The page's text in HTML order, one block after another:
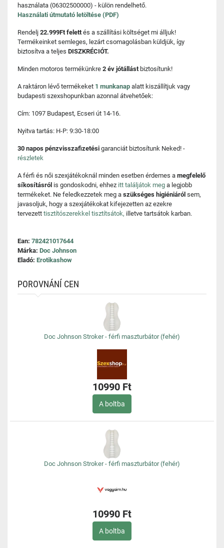
használata (06302500000) - külön rendelhető.
Használati útmutató letöltése (PDF)
Rendelj 22.999Ft felettés a szállítási költséget mi álljuk!
Termékeinket semleges, lezárt csomagolásban küldjük, így
biztosítva a teljes DISZKRÉCIÓT.
Minden motoros termékünkre 2 év jótállást biztosítunk!
A raktáron lévő termékeket 1 munkanap alatt kiszállítjuk vagy
budapesti szexshopunkban azonnal átvehetőek:
Cím: 1097 Budapest, Ecseri út 14-16.
Nyitva tartás: H-P: 9:30-18:00
30 napos pénzvisszafizetési garanciát biztosítunk Neked! -
részletek
A férfi és női szexjátékoknál minden esetben érdemes a megfelelő
síkosításról is gondoskodni, ehhez itt találjátok meg a legjobb
termékeket. Ne feledkezzetek meg a szükséges higiéniáról sem,
javasoljuk, hogy a szexjátékokat kifejezetten az ezekre
tervezett tisztítószerekkel tisztítsátok, illetve tartsátok karban.
Ean: 782421017644
Márka: Doc Johnson
Eladó: Erotikashow
POROVNÁNÍ CEN
Doc Johnson Stroker - férfi maszturbátor (fehér)
10990 Ft
A boltba
Doc Johnson Stroker - férfi maszturbátor (fehér)
10990 Ft
A boltba